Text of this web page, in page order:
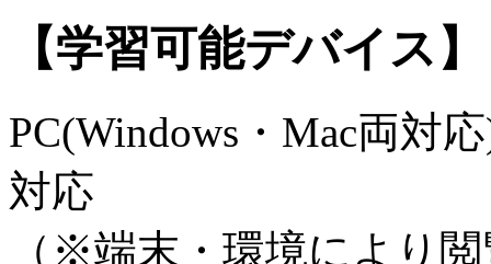
【学習可能デバイス】
PC(Windows・Mac両対
対応
（※端末・環境により